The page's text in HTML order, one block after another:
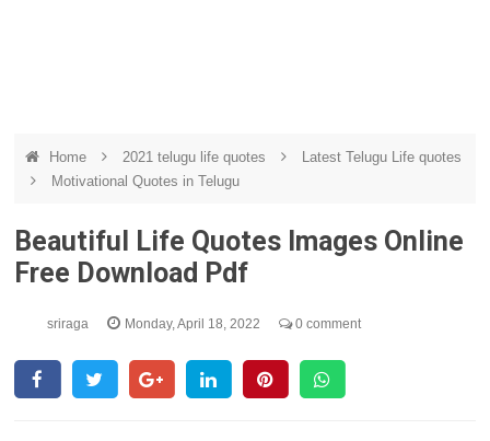
Home 2021 telugu life quotes
Latest Telugu Life quotes
Motivational Quotes in Telugu
Beautiful Life Quotes Images Online
Free Download Pdf
sriraga Monday, April 18, 2022 0 comment